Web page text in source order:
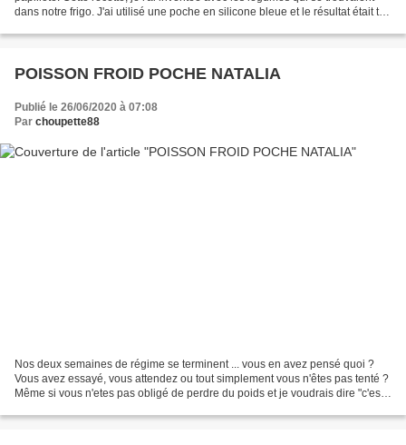
dans notre frigo. J'ai utilisé une poche en silicone bleue et le résultat était top
POISSON FROID POCHE NATALIA
Publié le 26/06/2020 à 07:08
Par choupette88
Nos deux semaines de régime se terminent ... vous en avez pensé quoi ?
Vous avez essayé, vous attendez ou tout simplement vous n'êtes pas tenté ?
Même si vous n'etes pas obligé de perdre du poids et je voudrais dire "c'est